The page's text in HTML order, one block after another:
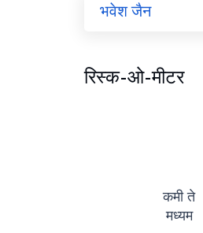
भवेश जैन
रिस्क-ओ-मीटर
कमी ते
मध्यम